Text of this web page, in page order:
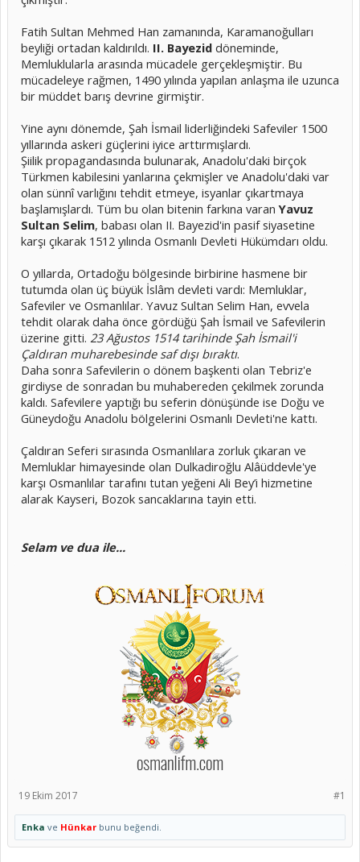
Fatih Sultan Mehmed Han zamanında, Karamanoğulları
beyliği ortadan kaldırıldı. II. Bayezid döneminde,
Memluklularla arasında mücadele gerçekleşmiştir. Bu
mücadeleye rağmen, 1490 yılında yapılan anlaşma ile uzunca
bir müddet barış devrine girmiştir.
Yine aynı dönemde, Şah İsmail liderliğindeki Safeviler 1500
yıllarında askeri güçlerini iyice arttırmışlardı.
Şiilik propagandasında bulunarak, Anadolu'daki birçok
Türkmen kabilesini yanlarına çekmişler ve Anadolu'daki var
olan sünnî varlığını tehdit etmeye, isyanlar çıkartmaya
başlamışlardı. Tüm bu olan bitenin farkına varanYavuz
Sultan Selim, babası olan II. Bayezid'in pasif siyasetine
karşı çıkarak 1512 yılında Osmanlı Devleti Hükümdarı oldu.
O yıllarda, Ortadoğu bölgesinde birbirine hasmene bir
tutumda olan üç büyük İslâm devleti vardı: Memluklar,
Safeviler ve Osmanlılar. Yavuz Sultan Selim Han, evvela
tehdit olarak daha önce gördüğü Şah İsmail ve Safevilerin
üzerine gitti. 23 Ağustos 1514 tarihinde Şah İsmail'i
Çaldıran muharebesinde saf dışı bıraktı.
Daha sonra Safevilerin o dönem başkenti olan Tebriz'e
girdiyse de sonradan bu muhabereden çekilmek zorunda
kaldı. Safevilere yaptığı bu seferin dönüşünde ise Doğu ve
Güneydoğu Anadolu bölgelerini Osmanlı Devleti'ne kattı.
Çaldıran Seferi sırasında Osmanlılara zorluk çıkaran ve
Memluklar himayesinde olan Dulkadiroğlu Alâüddevle'ye
karşı Osmanlılar tarafını tutan yeğeni Ali Bey’i hizmetine
alarak Kayseri, Bozok sancaklarına tayin etti.
Selam ve dua ile...
#1
19 Ekim 2017
Enka ve Hünkar bunu beğendi.